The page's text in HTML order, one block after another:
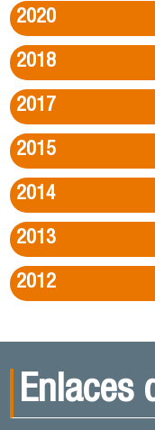
2020
2018
2017
2015
2014
2013
2012
Enlaces